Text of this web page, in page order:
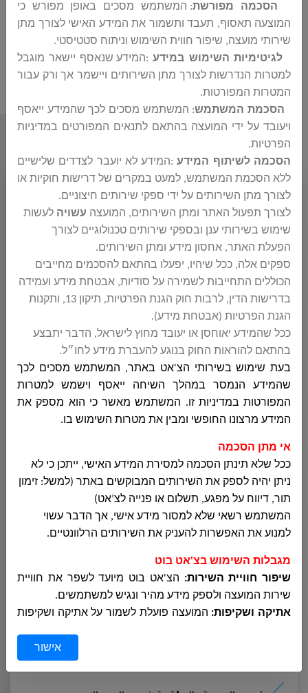
פרסום חוזר בקשה להגיש הצעת מחיר 64-2024 עבור אספקת
והתקנת מזגנים במוסדות ציבור בתחומה של המועצה המקומית
أقسام المجلس
ديوان رئيس المجلس
ديوان المدير العام
الهندسة
المحاسبة
المشتريات
الجباية - الأرنونا
الحوسبة وانظمة المعلومات
הסכמה מפורשת: המשתמש מסכים באופן מפורש כי
המוצעה תאסוף, תעבד ותשמור את המידע האישי לצורך מתן
שירותי מועצה, שיפור חווית השימוש וניתוח סטטיסטי.
לגיטימיות השימוש במידע:המידע שנאסף יישאר מוגבל
למטרות הנדרשות לצורך מתן השירותים ויישמר אך ורק עבור
המטרות המפורטות.
הסכמת המשתמש: המשתמש מסכים לכך שהמידע ייאסף
ויעובד על ידי המועצה בהתאם לתנאים המפורטים במדיניות
הפרטיות.
הסכמה לשיתוף המידע:המידע לא יועבר לצדדים שלישיים
ללא הסכמת המשתמש, למעט במקרים של דרישות חוקיות או
לצורך מתן השירותים על ידי ספקי שירותים חיצוניים.
לצורך תפעול האתר ומתן השירותים, המועצה עשויה לעשות
שימוש בשירותי ענן ובספקי שירותים טכנולוגיים לצורך
הפעלת האתר, אחסון מידע ומתן השירותים.
ספקים אלה, ככל שיהיו, יפעלו בהתאם להסכמים מחייבים
הכוללים התחייבות לשמירה על סודיות, אבטחת מידע ועמידה
בדרישות הדין, לרבות חוק הגנת הפרטיות, תיקון 13, ותקנות
הגנת הפרטיות (אבטחת מידע).
ככל שהמידע יאוחסן או יעובד מחוץ לישראל, הדבר יתבצע
בהתאם להוראות החוק בנוגע להעברת מידע לחו״ל.
בעת שימוש בשירותי הצ'אט באתר, המשתמש מסכים לכך
שהמידע הנמסר במהלך השיחה ייאסף וישמש למטרות
המפורטות במדיניות זו. המשתמש מאשר כי הוא מספק את
המידע מרצונו החופשי ומבין את מטרות השימוש בו .
אי מתן הסכמה
ככל שלא תינתן הסכמה למסירת המידע האישי, ייתכן כי לא
ניתן יהיה לספק את השירותים המבוקשים באתר (למשל: זימון
תור, דיווח על מפגע, תשלום או פנייה לצ’אט)
המשתמש רשאי שלא למסור מידע אישי, אך הדבר עשוי
למנוע את האפשרות להעניק את השירותים הרלוונטיים.
מגבלות השימוש בצ'אט בוט
שיפור חוויית השירות: הצ'אט בוט מיועד לשפר את חוויית
שירות המועצה ולספק מידע מהיר ונגיש למשתמשים.
אתיקה ושקיפות: המועצה פועלת לשמור על אתיקה ושקיפות
המידע הנמסר במהלך השיחה נשמר ומוגן
שימוש שגוי במידע:
אישור